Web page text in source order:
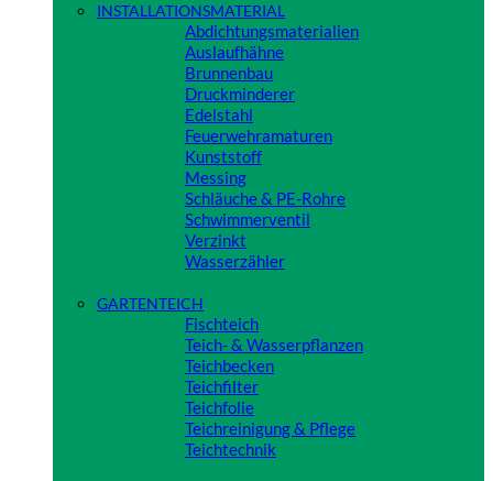
INSTALLATIONSMATERIAL
Abdichtungsmaterialien
Auslaufhähne
Brunnenbau
Druckminderer
Edelstahl
Feuerwehramaturen
Kunststoff
Messing
Schläuche & PE-Rohre
Schwimmerventil
Verzinkt
Wasserzähler
GARTENTEICH
Fischteich
Teich- & Wasserpflanzen
Teichbecken
Teichfilter
Teichfolie
Teichreinigung & Pflege
Teichtechnik